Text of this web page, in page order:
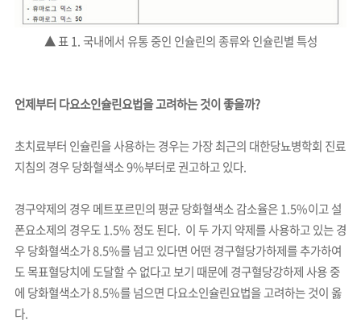
▲ 표 1. 국내에서 유통 중인 인슐린의 종류와 인슐린별 특성
언제부터 다요소인슐린요법을 고려하는 것이 좋을까?
초치료부터 인슐린을 사용하는 경우는 가장 최근의 대한당뇨병학회 진료
지침의 경우 당화혈색소 9%부터로 권고하고 있다.
경구약제의 경우 메트포르민의 평균 당화혈색소 감소율은 1.5%이고 설
폰요소제의 경우도 1.5% 정도 된다. 이 두 가지 약제를 사용하고 있는 경
우 당화혈색소가 8.5%를 넘고 있다면 어떤 경구혈당가하제를 추가하여
도 목표혈당치에 도달할 수 없다고 보기 때문에 경구혈당강하제 사용 중
에 당화혈색소가 8.5%를 넘으면 다요소인슐린요법을 고려하는 것이 옳
다.